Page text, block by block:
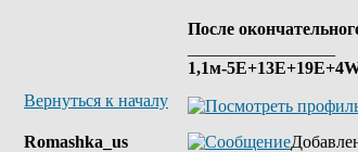
После
1,1м-
Вернуться к началу
Romashka_us